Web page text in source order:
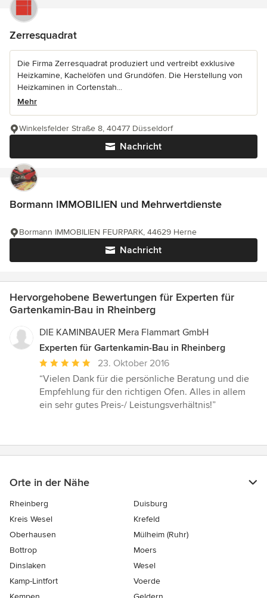
Zerresquadrat
Die Firma Zerresquadrat produziert und vertreibt exklusive
Heizkamine, Kachelöfen und Grundöfen. Die Herstellung von
Heizkaminen in Cortenstah...
Mehr
Nachricht
Winkelsfelder Straße 8, 40477 Düsseldorf
Bormann IMMOBILIEN und Mehrwertdienste
Nachricht
Bormann IMMOBILIEN FEURPARK, 44629 Herne
Hervorgehobene Bewertungen für Experten für
Gartenkamin-Bau in Rheinberg
DIE KAMINBAUER Mera Flammart GmbH
Experten für Gartenkamin-Bau in Rheinberg
Durchschnittliche
Bewertung:
5
von
23. Oktober 2016
“Vielen Dank für die persönliche Beratung und die
Empfehlung für den richtigen Ofen. Alles in allem
ein sehr gutes Preis-/ Leistungsverhältnis!”
Orte in der Nähe
Rheinberg
Duisburg
Kreis Wesel
Krefeld
Oberhausen
Mülheim (Ruhr)
Bottrop
Moers
Dinslaken
Wesel
Kamp-Lintfort
Voerde